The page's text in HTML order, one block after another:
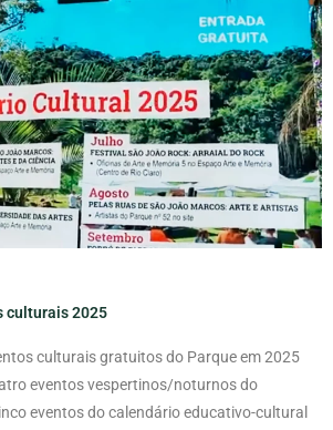
culturais 2025
culturais gratuitos do Parque em 2025
eventos vespertinos/noturnos do
eventos do calendário educativo-cultural